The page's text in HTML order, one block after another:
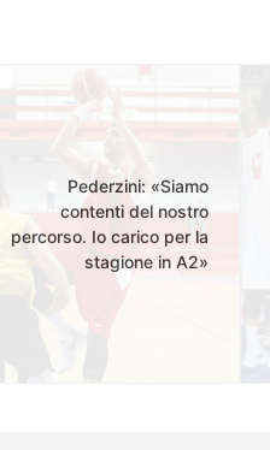
Pederzini: «Siamo
contenti del nostro
percorso. Io carico per la
stagione in A2»